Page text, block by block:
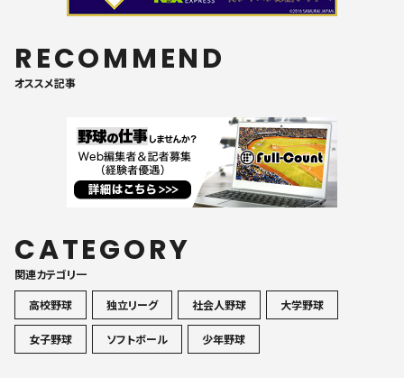
RECOMMEND
オススメ記事
CATEGORY
関連カテゴリ一
高校野球
独立リーグ 社会人野球 大学野球
女子野球 ソフトボール 少年野球